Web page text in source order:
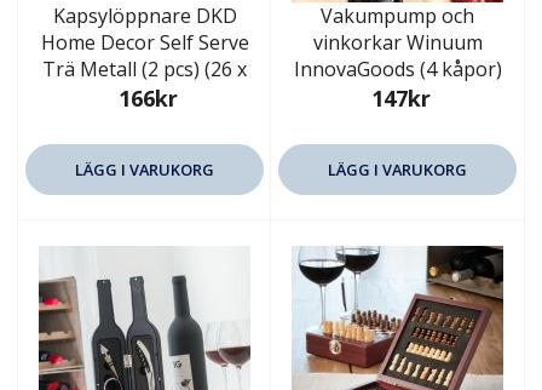
Kapsylöppnare DKD
Home Decor Self Serve
Trä Metall (2 pcs) (26 x
166kr
LÄGG I VARUKORG
Vakumpump och
vinkorkar Winuum
InnovaGoods (4 kåpor)
147kr
LÄGG I VARUKORG